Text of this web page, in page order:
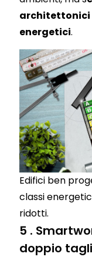
architettonici
energetici.
Edifici ben
classi
ridotti.
5 .
doppio